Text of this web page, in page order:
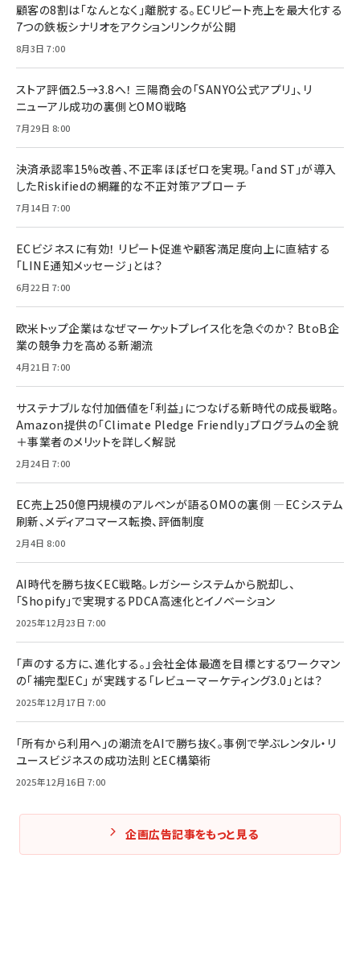
顧客の8割は「なんとなく」離脱する。ECリピート売上を最大化する
7つの鉄板シナリオをアクションリンクが公開
8月3日 7:00
ストア評価2.5→3.8へ！ 三陽商会の「SANYO公式アプリ」、リ
ニューアル成功の裏側とOMO戦略
7月29日 8:00
決済承認率15%改善、不正率ほぼゼロを実現。「and ST」が導入
したRiskifiedの網羅的な不正対策アプローチ
7月14日 7:00
ECビジネスに有効！ リピート促進や顧客満足度向上に直結する
「LINE通知メッセージ」とは？
6月22日 7:00
欧米トップ企業はなぜマーケットプレイス化を急ぐのか？ BtoB企
業の競争力を高める新潮流
4月21日 7:00
サステナブルな付加価値を「利益」につなげる新時代の成長戦略。
Amazon提供の「Climate Pledge Friendly」プログラムの全貌
＋事業者のメリットを詳しく解説
2月24日 7:00
EC売上250億円規模のアルペンが語るOMOの裏側 ―ECシステム
刷新、メディアコマース転換、評価制度
2月4日 8:00
AI時代を勝ち抜くEC戦略。レガシーシステムから脱却し、
「Shopify」で実現するPDCA高速化とイノベーション
2025年12月23日 7:00
「声のする方に、進化する。」会社全体最適を目標とするワークマン
の「補完型EC」 が実践する「レビューマーケティング3.0」とは？
2025年12月17日 7:00
「所有から利用へ」の潮流をAIで勝ち抜く。事例で学ぶレンタル・リ
ユースビジネスの成功法則とEC構築術
2025年12月16日 7:00
企画広告記事をもっと見る